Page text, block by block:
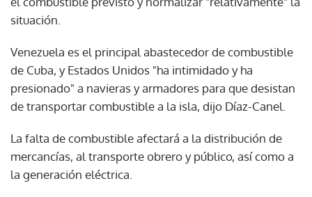
situación.
Venezuela es el principal abastecedor de combustible
de Cuba, y Estados Unidos "ha intimidado y ha
presionado" a navieras y armadores para que desistan
de transportar combustible a la isla, dijo Díaz-Canel.
La falta de combustible afectará a la distribución de
mercancías, al transporte obrero y público, así como a
la generación eléctrica.